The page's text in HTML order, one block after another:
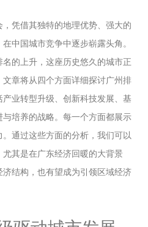
凭借其独特的地理优势、强大的
中国城市竞争中逐步崭露头角。
的上升，这座历史悠久的城市正
章将从四个方面详细探讨广州排
业转型升级、创新科技发展、基
培养的战略。每一个方面都展示
通过这些方面的分析，我们可以
其是在广东经济回暖的大背景
结构，也有望成为引领区域经济